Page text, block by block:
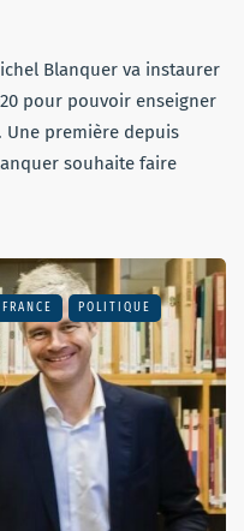
Blanquer va instaurer
pour pouvoir enseigner
Une première depuis
souhaite faire
FRANCE POLITIQUE